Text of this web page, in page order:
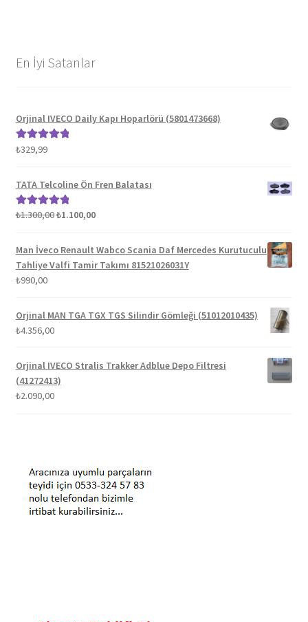
En İyi Satanlar
Orjinal IVECO Daily Kapı Hoparlörü (5801473668)
5 üzerinden
₺329,99
TATA Telcoline Ön Fren Balatası
5 üzerinden
₺1.300,00Orijinal
₺1.300,00.
₺1.100,00Şu
fiyat:
₺1.100,00.
Man İveco Renault Wabco Scania Daf Mercedes Kurutuculu
Tahliye Valfi Tamir Takımı 81521026031Y
₺990,00
Orjinal MAN TGA TGX TGS Silindir Gömleği (51012010435)
₺4.356,00
Orjinal IVECO Stralis Trakker Adblue Depo Filtresi
(41272413)
₺2.090,00